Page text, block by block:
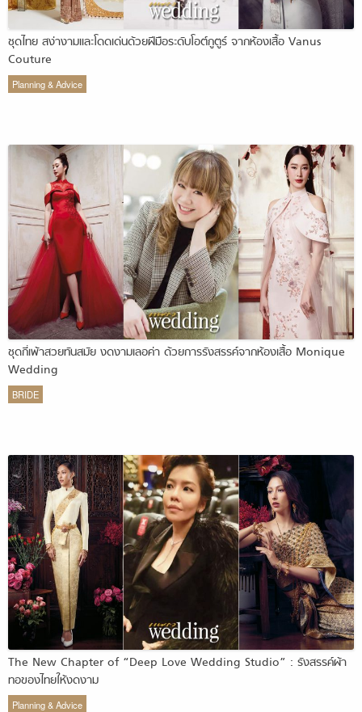
ชุดไทย สง่างามและโดดเด่นด้วยฝีมือระดับโอต์กูตูร์ จากห้องเสื้อ Vanus
Couture
Planning & Advice
ชุดกี่เพ้าสวยทันสมัย งดงามเลอค่า ด้วยการรังสรรค์จากห้องเสื้อ Monique
Wedding
BRIDE
The New Chapter of “Deep Love Wedding Studio” : รังสรรค์ผ้า
ทอของไทยให้งดงาม
Planning & Advice